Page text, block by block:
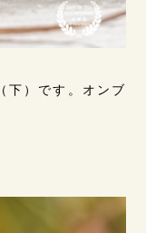
下）です。オンブ